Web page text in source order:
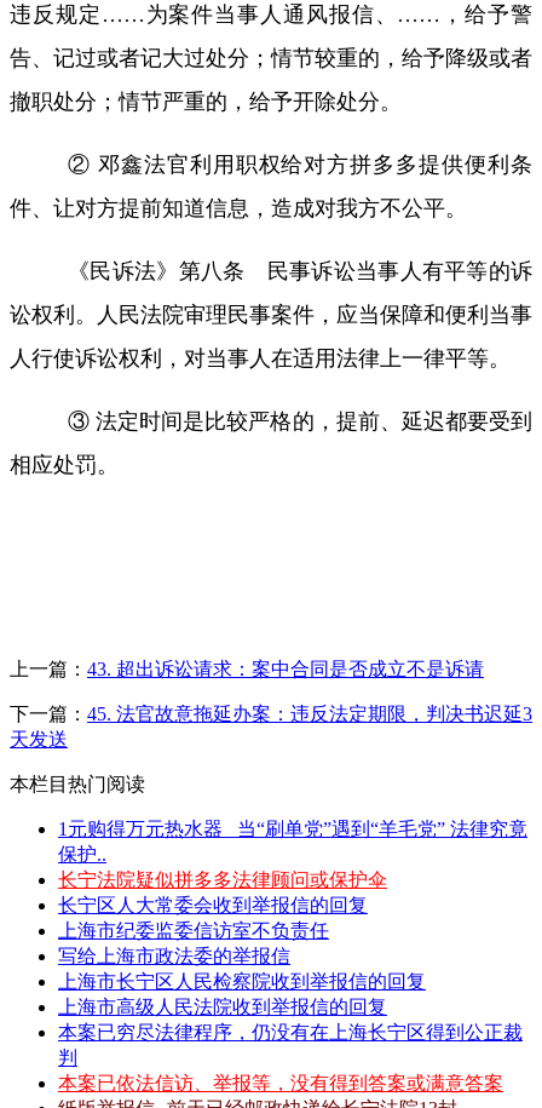
违反规定 …… 为案件当事人通风报信、 …… ，给予警
告、记过或者记大过处分；情节较重的，给予降级或者
撤职处分；情节严重的，给予开除处分。
② 邓鑫法官利用职权给对方拼多多提供便利条
件、让对方提前知道信息，造成对我方不公平。
《民诉法》第八条 民事诉讼当事人有平等的诉
讼权利。人民法院审理民事案件，应当保障和便利当事
人行使诉讼权利，对当事人在适用法律上一律平等。
③ 法定时间是比较严格的，提前、延迟都要受到
相应处罚。
上一篇： 43. 超出诉讼请求：案中合同是否成立不是诉请
下一篇： 45. 法官故意拖延办案：违反法定期限，判决书迟延3
天发送
本栏目热门阅读
1元购得万元热水器 _当“刷单党”遇到“羊毛党” 法律究竟
保护..
长宁法院疑似拼多多法律顾问或保护伞
长宁区人大常委会收到举报信的回复
上海市纪委监委信访室不负责任
写给上海市政法委的举报信
上海市长宁区人民检察院收到举报信的回复
上海市高级人民法院收到举报信的回复
本案已穷尽法律程序，仍没有在上海长宁区得到公正裁
判
本案已依法信访、举报等，没有得到答案或满意答案